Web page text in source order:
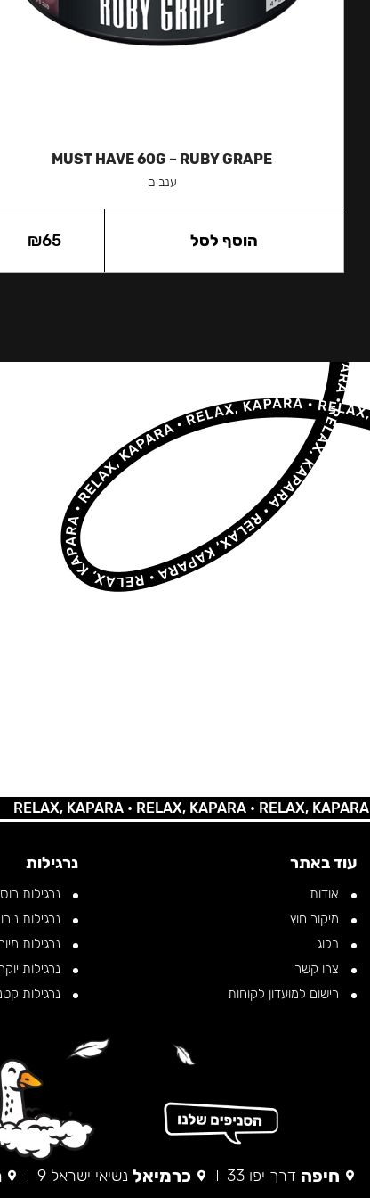
MUST HAVE 60G – RUBY GRAPE
ענבים
₪65 הוסף לסל
KAPARA •RELAX, KAPARA •RELAX, KAPARA •
עוד באתר
אודות
מיקור חוץ
בלוג
צרו קשר
רישום למועדון לקוחות
נרגילות
נרגילות
נרגילות
נרגילות
נרגילות
נרגילות
חיפה דרך יפו 33 כרמיאל נשיאי ישראל 9